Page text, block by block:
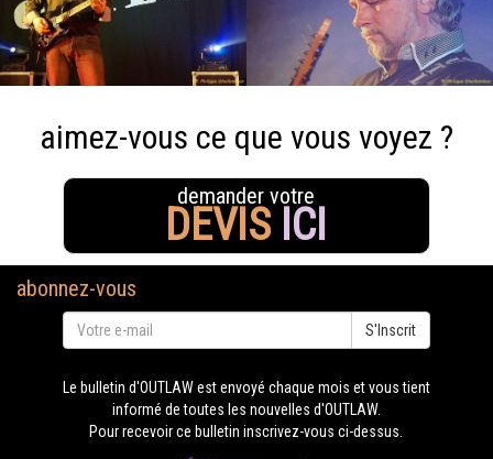
aimez-vous ce que vous voyez ?
demander votre
DEVIS ICI
abonnez-vous
S'Inscrit
Le bulletin d'OUTLAW est envoyé chaque mois et vous tient
informé de toutes les nouvelles d'OUTLAW.
Pour recevoir ce bulletin inscrivez-vous ci-dessus.